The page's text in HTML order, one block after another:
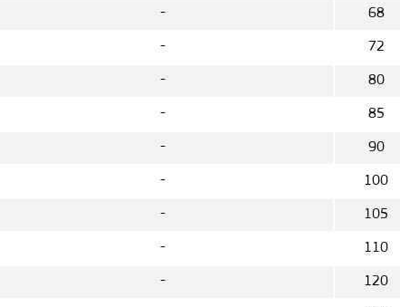
- 68
- 72
- 80
- 85
- 90
- 100
- 105
- 110
- 120